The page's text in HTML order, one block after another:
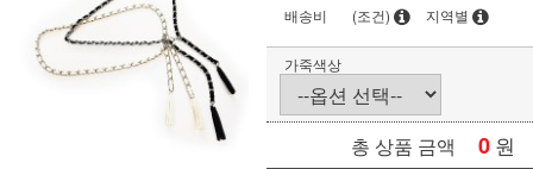
배송비
(조건) 지역별
가죽색상
총 상품 금액 0 원